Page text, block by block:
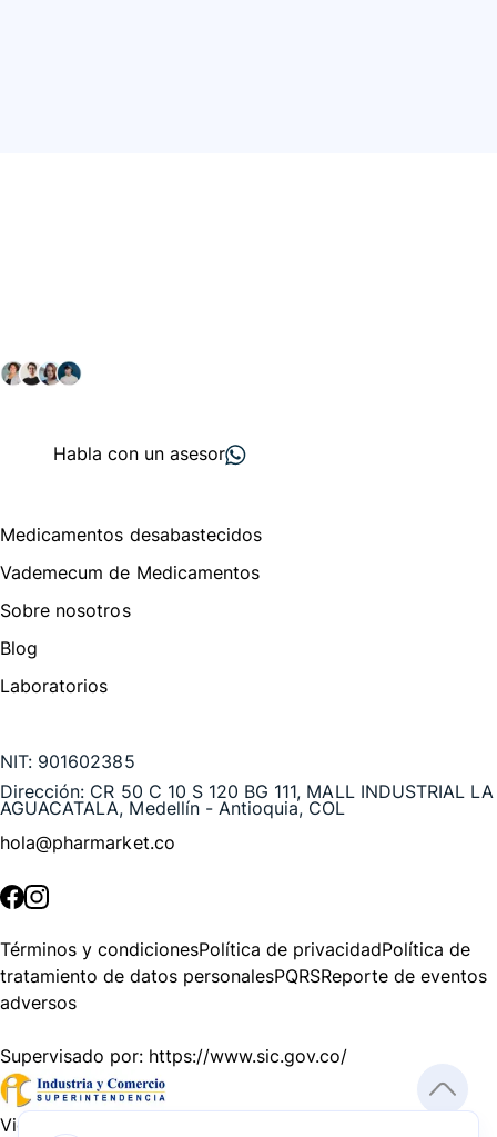
Habla con un asesor
Medicamentos desabastecidos
Vademecum de Medicamentos
Sobre nosotros
Blog
Laboratorios
NIT: 901602385
Dirección: CR 50 C 10 S 120 BG 111, MALL INDUSTRIAL LA
AGUACATALA, Medellín - Antioquia, COL
hola@pharmarket.co
Términos y condicionesPolítica de privacidadPolítica de
tratamiento de datos personalesPQRSReporte de eventos
adversos
Supervisado por: https://www.sic.gov.co/
Vigilado por: